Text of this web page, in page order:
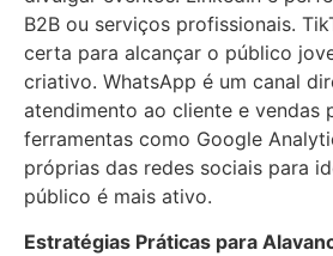
B2B ou serviços profissionais.
certa para alcançar o público
criativo. WhatsApp é um canal
atendimento ao cliente e vendas
ferramentas como Google
próprias das redes sociais para
público é mais ativo.
Estratégias Práticas para